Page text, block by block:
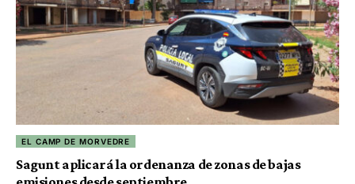
EL CAMP DE MORVEDRE
Sagunt aplicará la ordenanza de zonas de bajas